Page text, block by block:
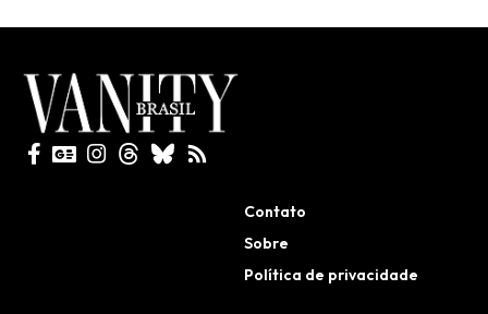
Contato
Sobre
Política de privacidade